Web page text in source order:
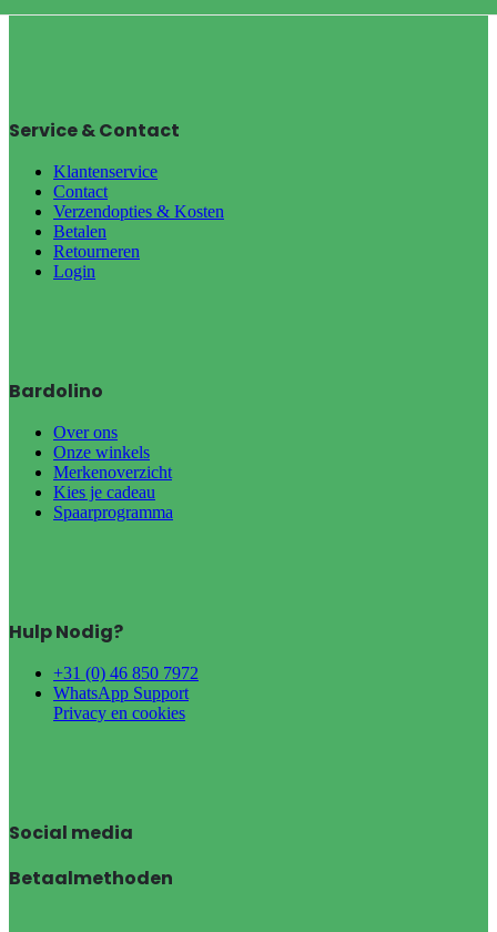
Service & Contact
Klantenservice
Contact
Verzendopties & Kosten
Betalen
Retourneren
Login
Bardolino
Over ons
Onze winkels
Merkenoverzicht
Kies je cadeau
Spaarprogramma
Hulp Nodig?
+31 (0) 46 850 7972
WhatsApp Support
Privacy en cookies
Social media
Betaalmethoden